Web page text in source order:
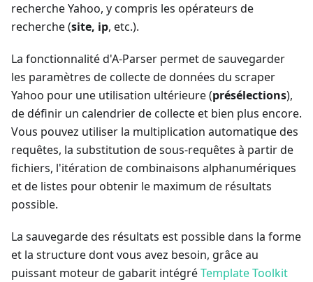
recherche Yahoo, y compris les opérateurs de
recherche (site, ip, etc.).
La fonctionnalité d'A-Parser permet de sauvegarder
les paramètres de collecte de données du scraper
Yahoo pour une utilisation ultérieure (présélections),
de définir un calendrier de collecte et bien plus encore.
Vous pouvez utiliser la multiplication automatique des
requêtes, la substitution de sous-requêtes à partir de
fichiers, l'itération de combinaisons alphanumériques
et de listes pour obtenir le maximum de résultats
possible.
La sauvegarde des résultats est possible dans la forme
et la structure dont vous avez besoin, grâce au
puissant moteur de gabarit intégréTemplate Toolkit